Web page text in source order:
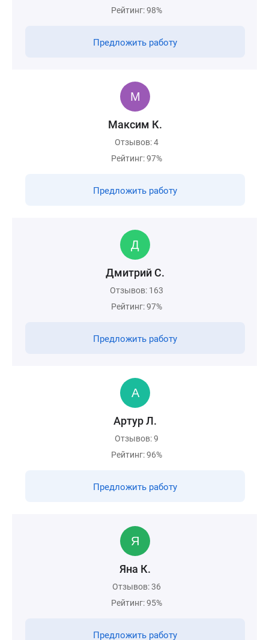
Рейтинг: 98%
Предложить работу
Максим К.
Отзывов: 4
Рейтинг: 97%
Предложить работу
Дмитрий С.
Отзывов: 163
Рейтинг: 97%
Предложить работу
Артур Л.
Отзывов: 9
Рейтинг: 96%
Предложить работу
Яна К.
Отзывов: 36
Рейтинг: 95%
Предложить работу